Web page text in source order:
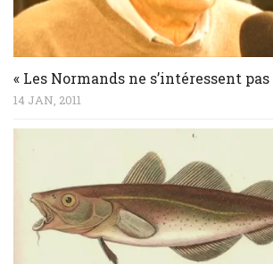
« Les Normands ne s’intéressent
14 JAN, 2011